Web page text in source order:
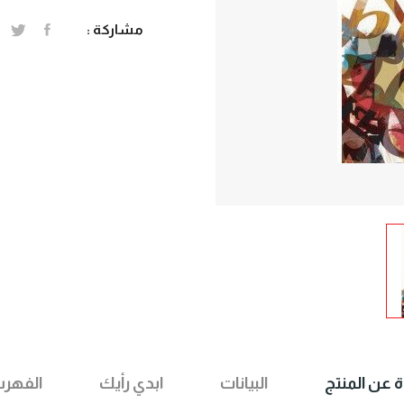
مشاركة :
عن المنتج البيانات ابدي رأيك